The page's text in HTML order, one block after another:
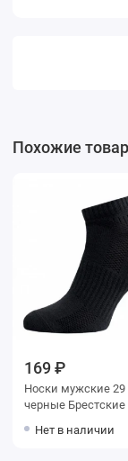
Похожие
169 ₽
Носки мужские 29 размер
черные Брестские
Нет в наличии